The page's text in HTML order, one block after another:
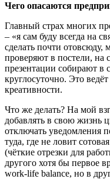
Чего опасаются
Главный страх многих
– «я сам буду всегда на
сделать почти отовсюду,
проверяют в постели, на
презентации собирают в
круглосуточно. Это
креативности.
Что же делать? На мой
добавлять в свою жизнь
отключать уведомления
туда, где не ловит
(чёткие отрезки для
другого хотя бы первое
work-life balance, но в